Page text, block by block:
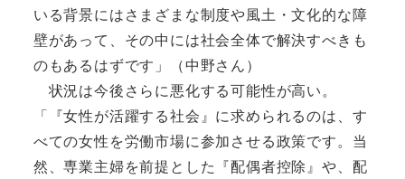
いる背景にはさまざまな制度や風土・文化的な障
壁があって、その中には社会全体で解決すべきも
のもあるはずです」（中野さん）
状況は今後さらに悪化する可能性が高い。
「『女性が活躍する社会』に求められるのは、す
べての女性を労働市場に参加させる政策です。当
然、専業主婦を前提とした『配偶者控除』や、配